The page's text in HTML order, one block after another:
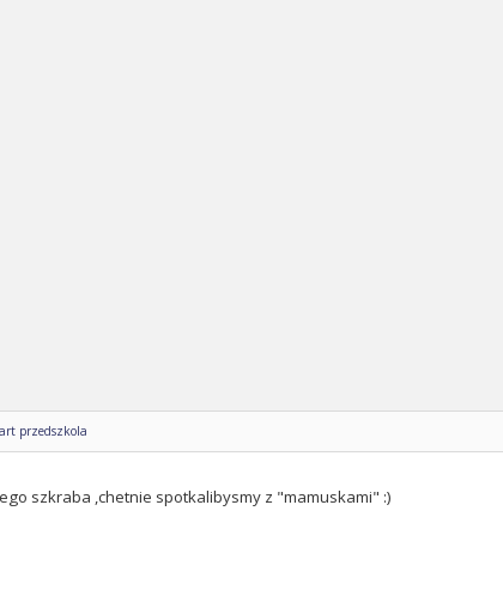
przedszkola
szkraba ,chetnie spotkalibysmy z "mamuskami" :)